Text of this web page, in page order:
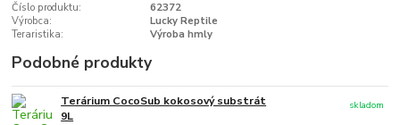
Číslo produktu:
62372
Výrobca:
Lucky Reptile
Teraristika:
Výroba hmly
Podobné produkty
Terárium CocoSub kokosový substrát
9L
skladom